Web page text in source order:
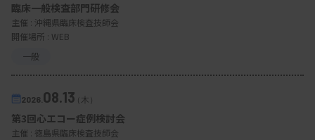
臨床一般検査部門研修会
主催 : 沖縄県臨床検査技師会
開催場所 : WEB
一般
2026. 08.13（木）
第3回心エコー症例検討会
主催 : 徳島県臨床検査技師会